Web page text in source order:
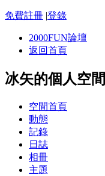
免費註冊 |登錄
2000FUN論壇
返回首頁
冰矢的個人空間
空間首頁
動態
記錄
日誌
相冊
主題